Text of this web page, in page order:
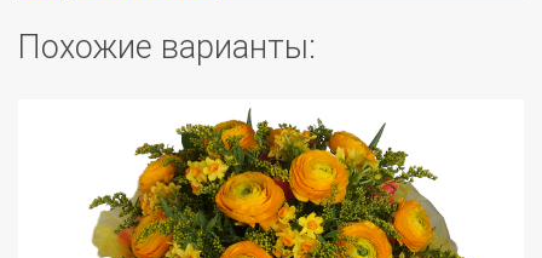
Похожие варианты: